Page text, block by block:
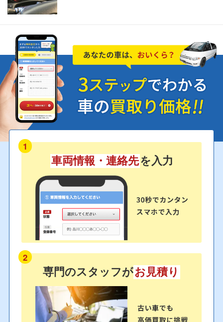
1
車両情報・連絡先を入力
2
専門のスタッフがお見積り